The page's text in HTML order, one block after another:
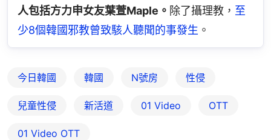
人包括方力申女友葉萱Maple。 除了攝理教， 至
少8個韓國邪教曾致駭人聽聞的事發生 。
今日韓國 韓國 N號房 性侵
兒童性侵 新活道 01 Video OTT
01‌ ‌Video‌ ‌OTT